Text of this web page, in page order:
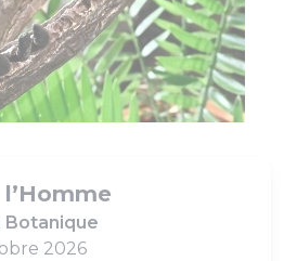
Botanique
2026